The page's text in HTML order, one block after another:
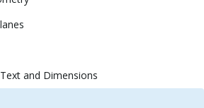
and Dimensions